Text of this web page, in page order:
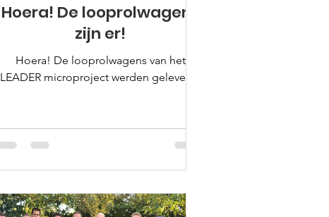
Hoera! De looprolwagens
zijn er!
Hoera! De looprolwagens van het
LEADER microproject werden geleverd!